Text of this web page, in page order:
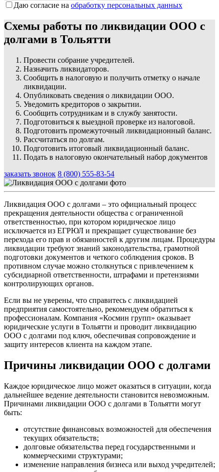
Даю согласие на обработку персональных данных
Схемы работы по ликвидации ООО с
долгами в Тольятти
Провести собрание учредителей.
Назначить ликвидаторов.
Сообщить в налоговую и получить отметку о начале
ликвидации.
Опубликовать сведения о ликвидации ООО.
Уведомить кредиторов о закрытии.
Сообщить сотрудникам и в службу занятости.
Подготовиться к выездной проверке из налоговой.
Подготовить промежуточный ликвидационный баланс.
Рассчитаться по долгам.
Подготовить итоговый ликвидационный баланс.
Подать в налоговую окончательный набор документов
заказать звонок 8 (800) 555-83-54
Ликвидация ООО с долгами – это официальный процесс
прекращения деятельности общества с ограниченной
ответственностью, при котором юридическое лицо
исключается из ЕГРЮЛ и прекращает существование без
перехода его прав и обязанностей к другим лицам. Процедуры
ликвидации требуют знаний законодательства, грамотной
подготовки документов и четкого соблюдения сроков. В
противном случае можно столкнуться с привлечением к
субсидиарной ответственности, штрафами и претензиями
контролирующих органов.
Если вы не уверены, что справитесь с ликвидацией
предприятия самостоятельно, рекомендуем обратиться к
профессионалам. Компания «Космин групп» оказывает
юридические услуги в Тольятти и проводит ликвидацию
ООО с долгами под ключ, обеспечивая сопровождение и
защиту интересов клиента на каждом этапе.
Причины ликвидации ООО с долгами
Каждое юридическое лицо может оказаться в ситуации, когда
дальнейшее ведение деятельности становится невозможным.
Причинами ликвидации ООО с долгами в Тольятти могут
быть:
отсутствие финансовых возможностей для обеспечения
текущих обязательств;
долговые обязательства перед государственными и
коммерческими структурами;
изменение направления бизнеса или выход учредителей;